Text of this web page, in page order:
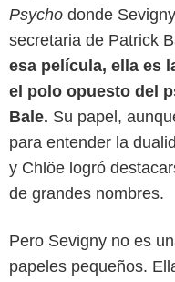
Psycho donde
secretaria de Patrick
esa película, ella es
el polo opuesto del
Bale. Su papel,
para entender la
y Chlöe logró
de grandes nombres.
Pero Sevigny no es
papeles pequeños.